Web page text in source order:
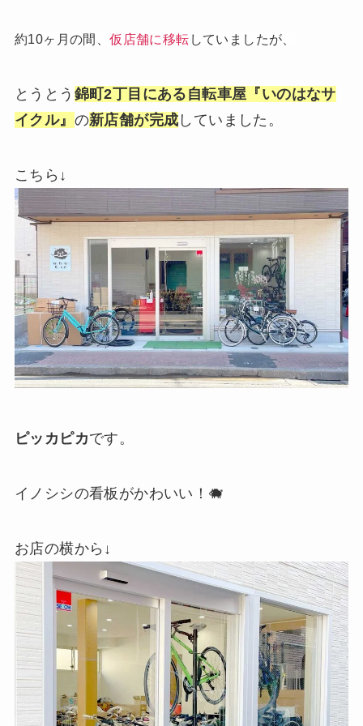
約10ヶ月の間、仮店舗に移転 していましたが、
とうとう 錦町2丁目にある自転車屋『いのはなサ
イクル』 の新店舗が完成 していました。
こちら↓
ピッカピカです。
イノシシの看板がかわいい！ 🐗
お店の横から↓